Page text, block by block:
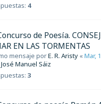
4
de Poesía.
EN LAS TORMENTAS
mensaje porE. R. Aristy «Mar,
José Manuel Sáiz
3